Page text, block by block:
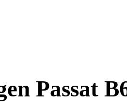
Passat